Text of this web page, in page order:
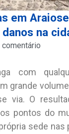
em
na
comentário
com
grande volume
via. O
pontos do
sede nas